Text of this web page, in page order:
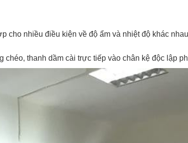
cho nhiều điều kiện về độ ẩm và nhiệt độ khác
thanh dầm cài trực tiếp vào chân kệ độc lập